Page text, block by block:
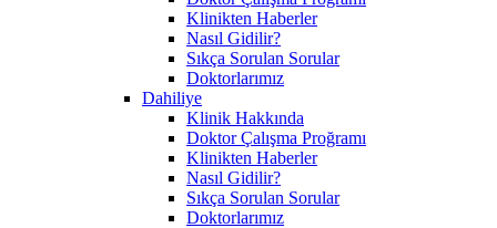
Klinikten Haberler
Nasıl Gidilir?
Sıkça Sorulan Sorular
Doktorlarımız
Dahiliye
Klinik Hakkında
Doktor Çalışma Proğramı
Klinikten Haberler
Nasıl Gidilir?
Sıkça Sorulan Sorular
Doktorlarımız